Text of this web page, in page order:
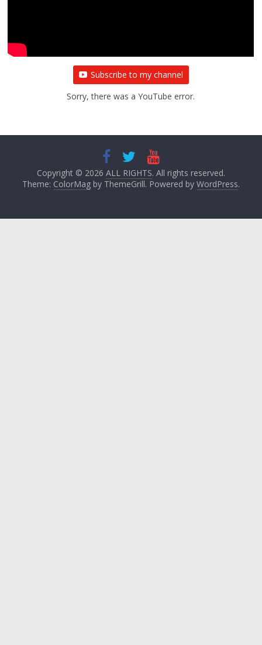
Subscribe to my channel
Sorry, there was a YouTube error.
Copyright © 2026 ALL RIGHTS. All rights reserved.
Theme: ColorMagby ThemeGrill. Powered by WordPress.